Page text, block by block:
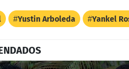
Yustin Arboleda Yankel